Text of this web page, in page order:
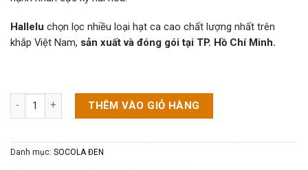
Hallelu chọn lọc nhiều loại hạt ca cao chất lượng nhất trên
khắp Việt Nam, sản xuất và đóng gói tại TP. Hồ Chí Minh.
Thanh Socola Đen 70% + Hạnh Nhân (80g) (Socola Hạnh Nhân) số
THÊM VÀO GIỎ HÀNG
Danh mục: SOCOLA ĐEN